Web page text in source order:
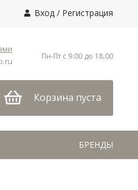
Вход / Регистрация
Пн-Пт с 9.00 до 18.00
Корзина пуста
БРЕНДЫ